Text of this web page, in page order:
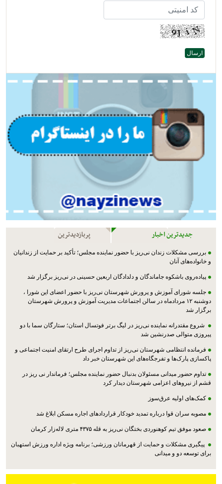
جدیدترین اخبار پربازدیدترین
بررسی مشکلات زندان نی‌ریز با حضور نماینده مجلس؛ تأکید بر حمایت از زندانیان
و خانواده‌های آنان
پیاده‌روی باشکوه جاماندگان و دلدادگان اربعین حسینی در نی‌ریز برگزار شد
جلسه شورای آموزش و پرورش شهرستان نی‌ریز با حضور اعضای این شورا ،
دوشنبه ۱۲ مردادماه در سالن اجتماعات مدیریت آموزش و پرورش شهرستان
برگزار شد
شروع مقتدرانه نماینده نی‌ریز در لیگ برتر فوتسال استان؛ ستارگان سما با دو
پیروزی متوالی صدرنشین شد
فرمانده انتظامی شهرستان نی‌ریز از تداوم اجرای طرح ارتقای امنیت اجتماعی و
پاکسازی پارک‌ها و تفرجگاه‌های این شهرستان خبر داد
تداوم حضور میدانی مسئولان بدنبال حضور نماینده مجلس؛ فرماندار نی ریز در
قشم از نیروهای اعزامی شهرستان دیدار کرد
کمک‌های اولیه عرق‌سوز
مصوبه سران قوا درباره تمدید خودکار قراردادهای اجاره مسکن ابلاغ شد
صعود موفق تیم کوهنوردی بختگان نی‌ریز به قله ۴۳۷۵ متری لاله‌زار کرمان
پیگیری مشکلات و حمایت از قهرمانان ورزشی؛ برنامه ویژه اداره ورزش استهبان
برای توسعه دو و میدانی